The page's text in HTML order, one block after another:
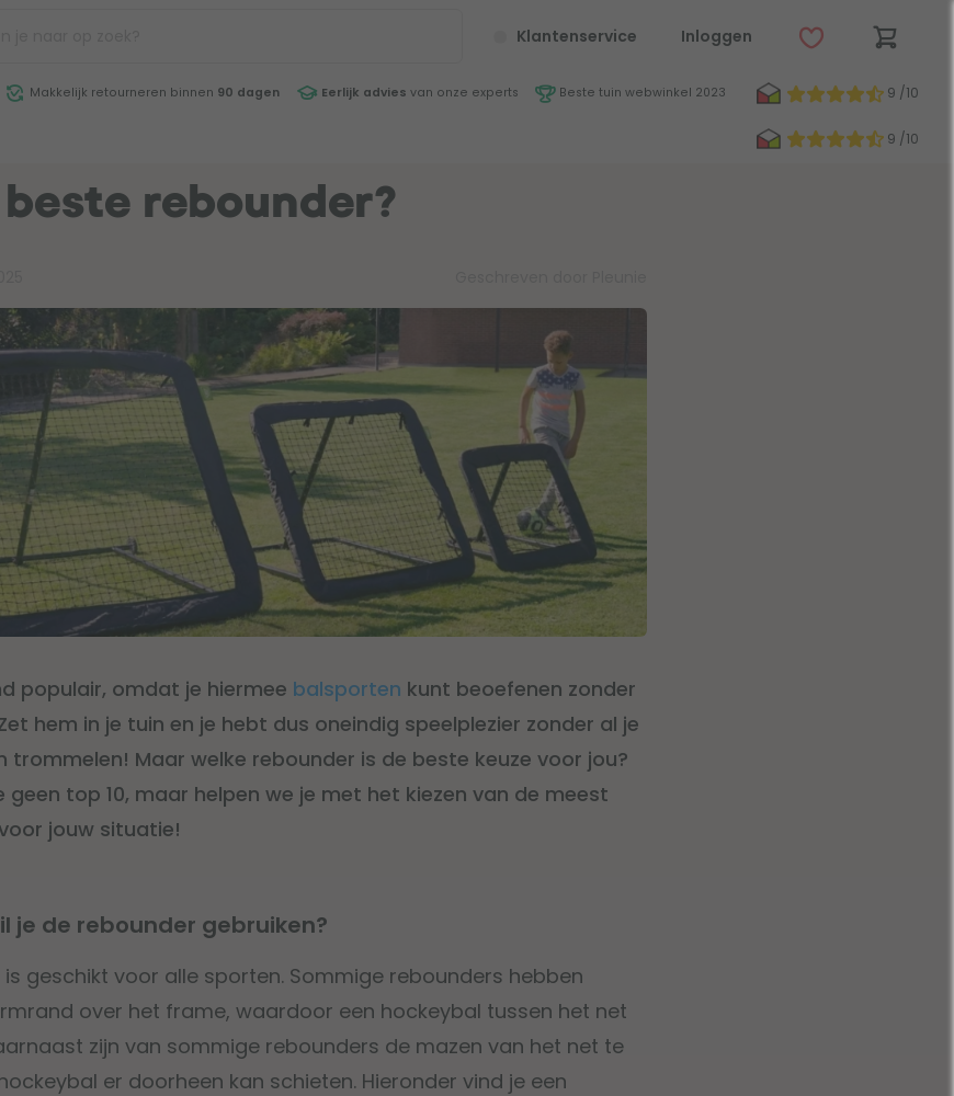
Klantenservice Inloggen
Makkelijk retourneren binnen 90 dagen Eerlijk advies van onze experts Beste tuin webwinkel 2023 9 /10
9 /10
rebounder?
populair, omdat je hiermee balsporten kunt beoefenen zonder
hem in je tuin en je hebt dus oneindig speelplezier zonder al je
trommelen! Maar welke rebounder is de beste keuze voor jou?
geen top 10, maar helpen we je met het kiezen van de meest
jouw situatie!
je de rebounder gebruiken?
is geschikt voor alle sporten. Sommige rebounders hebben
over het frame, waardoor een hockeybal tussen het net
zijn van sommige rebounders de mazen van het net te
er doorheen kan schieten. Hieronder vind je een